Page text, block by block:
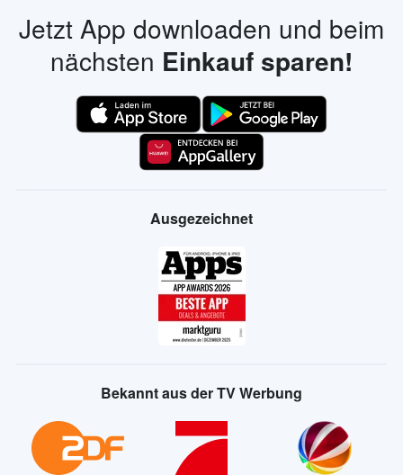
Jetzt App downloaden und beim
nächsten Einkauf sparen!
Ausgezeichnet
Bekannt aus der TV Werbung